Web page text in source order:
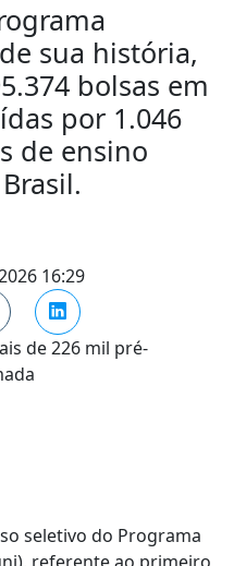
sua história,
bolsas em
por 1.046
de ensino
16:29
seletivo do Programa